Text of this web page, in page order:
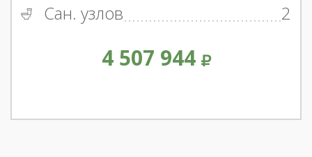
Сан. узлов
2
4 507 944